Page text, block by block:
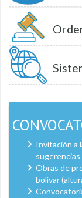
Invitación a
Obras de
bolívar